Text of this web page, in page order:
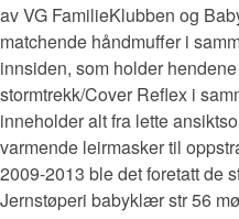
av VG FamilieKlubben og
matchende håndmuffer i
innsiden, som holder
stormtrekk/Cover Reflex i
inneholder alt fra lette
varmende leirmasker til
2009-2013 ble det foretatt de
Jernstøperi babyklær str 56